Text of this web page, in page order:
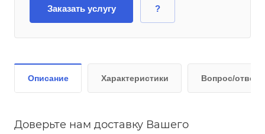
Заказать услугу ?
Описание Характеристики Вопрос/ответ
Доверьте нам доставку Вашего